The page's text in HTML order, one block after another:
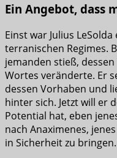
Ein Angebot, dass
Einst war Julius
terranischen Regimes.
jemanden stieß,
Wortes veränderte. Er
dessen Vorhaben und
hinter sich. Jetzt will er
Potential hat, eben
nach Anaximenes,
in Sicherheit zu bringen.